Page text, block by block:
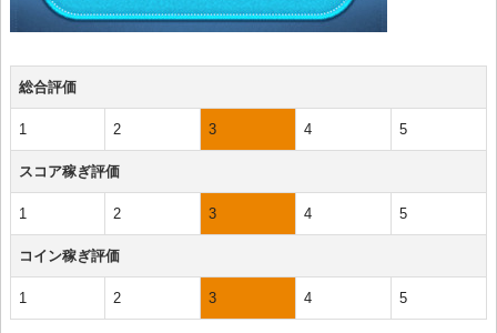
総合評価
1 2 3 4 5
スコア稼ぎ評価
1 2 3 4 5
コイン稼ぎ評価
1 2 3 4 5